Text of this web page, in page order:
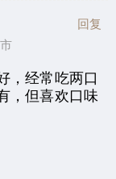
回复
，经常吃两口
，但喜欢口味